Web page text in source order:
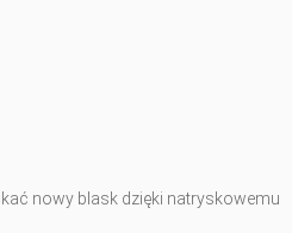
nowy blask dzięki natryskowemu